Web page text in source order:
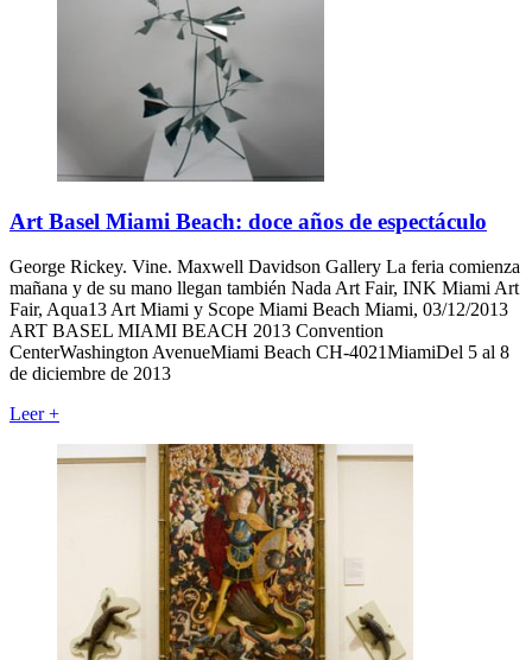
Art Basel Miami Beach: doce años de espectáculo
George Rickey. Vine. Maxwell Davidson Gallery La feria comienza
mañana y de su mano llegan también Nada Art Fair, INK Miami Art
Fair, Aqua13 Art Miami y Scope Miami Beach Miami, 03/12/2013
ART BASEL MIAMI BEACH 2013 Convention
CenterWashington AvenueMiami Beach CH-4021MiamiDel 5 al 8
de diciembre de 2013
Leer+